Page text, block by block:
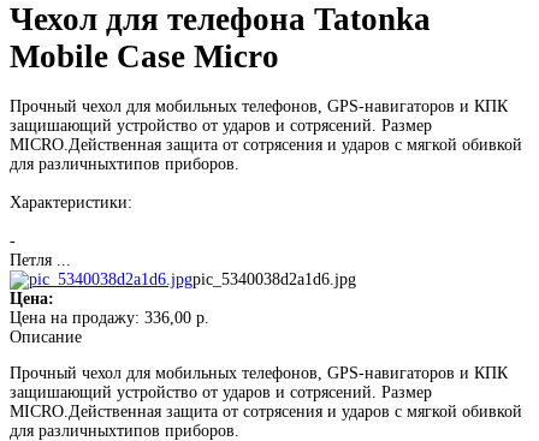
Чехол для телефона Tatonka
Mobile Case Micro
Прочный чехол для мобильных телефонов, GPS-навигаторов и КПК
защишающий устройство от ударов и сотрясений. Размер
MICRO.Действенная защита от сотрясения и ударов с мягкой обивкой
для различныхтипов приборов.
Характеристики:
-
Петля ...
pic_5340038d2a1d6.jpg
Цена:
Цена на продажу: 336,00 р.
Описание
Прочный чехол для мобильных телефонов, GPS-навигаторов и КПК
защишающий устройство от ударов и сотрясений. Размер
MICRO.Действенная защита от сотрясения и ударов с мягкой обивкой
для различныхтипов приборов.